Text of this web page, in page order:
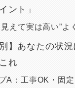
ント」
見えて実は高い”よ
別】あなたの状
れ
A：工事OK・固